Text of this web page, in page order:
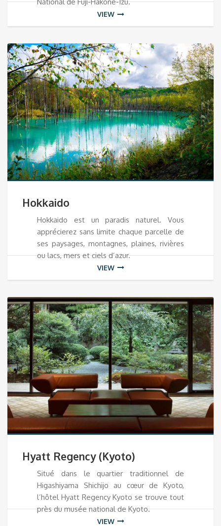
VIEW
Hokkaido
Hokkaido est un paradis naturel. Vous
apprécierez sans limite chaque parcelle de
ses paysages, montagnes, plaines, rivières
ou lacs, mers et ciels d’azur.
VIEW
Hyatt Regency (Kyoto)
Situé dans le quartier traditionnel de
Higashiyama Shichijo au cœur de Kyoto,
l’hôtel Hyatt Regency Kyoto se trouve tout
près du musée national de Kyoto.
VIEW